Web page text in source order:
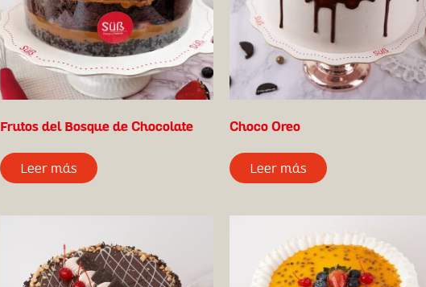
Frutos del Bosque de Chocolate
Leer más
Choco Oreo
Leer más